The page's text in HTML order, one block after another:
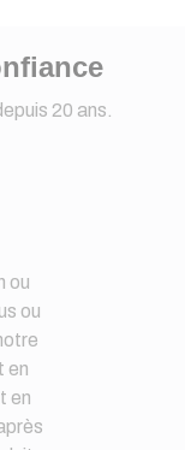
20 ans.
ou
ou
en
en